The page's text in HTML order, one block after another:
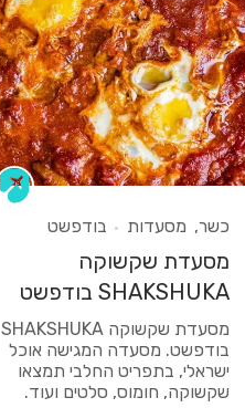
כשר מסעדות בודפשט
מסעדת שקשוקה
SHAKSHUKA בודפשט
מסעדת שקשוקה SHAKSHUKA
בודפשט. מסעדה המגישה אוכל
ישראלי, בתפריט החלבי תמצאו
שקשוקה, חומוס, סלטים ועוד.